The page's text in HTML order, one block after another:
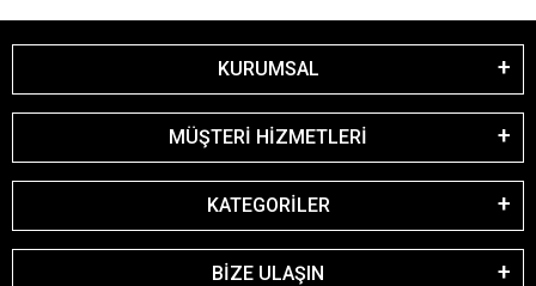
KURUMSAL
MÜŞTERİ HİZMETLERİ
KATEGORİLER
BİZE ULAŞIN